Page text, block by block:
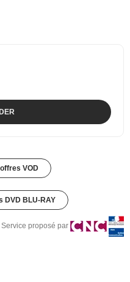
VOD
DVD BLU-RAY
Service proposé par